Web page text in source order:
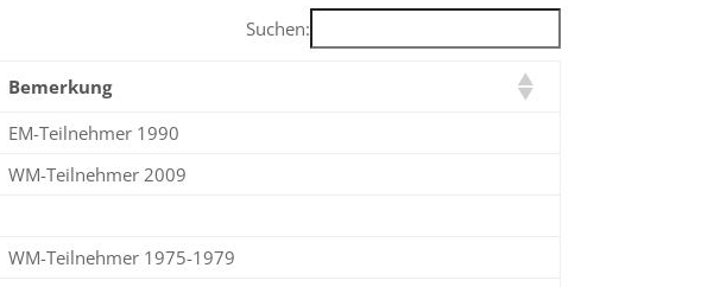
Suchen:
Bemerkung
EM-Teilnehmer 1990
WM-Teilnehmer 2009
WM-Teilnehmer 1975-1979